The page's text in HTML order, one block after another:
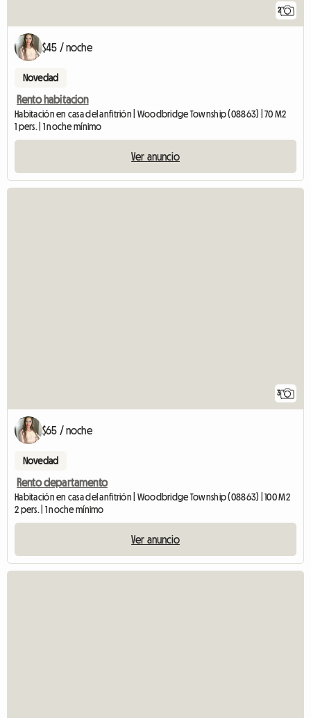
2
$45 / noche
Novedad
Rento habitacion
Habitación en casa del anfitrión | Woodbridge Township (08863) | 70 M2
1 pers. | 1 noche mínimo
Ver anuncio
3
$65 / noche
Novedad
Rento departamento
Habitación en casa del anfitrión | Woodbridge Township (08863) | 100 M2
2 pers. | 1 noche mínimo
Ver anuncio